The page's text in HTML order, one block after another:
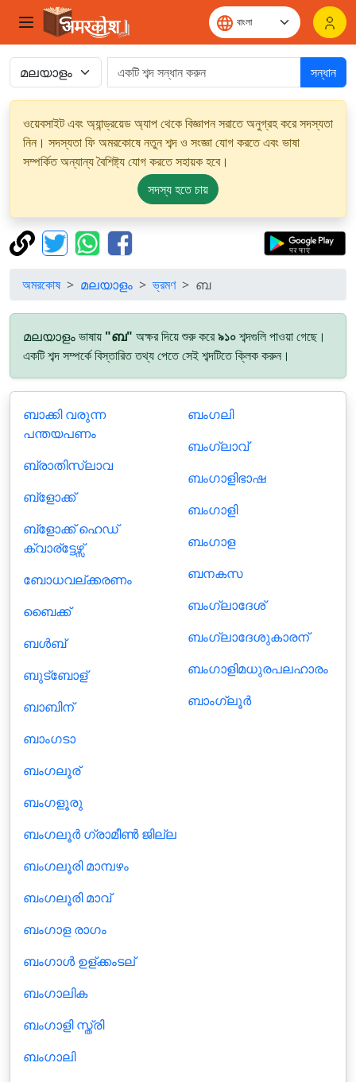
সন্ধান
ওয়েবসাইট এবং অ্যান্ড্রয়েড অ্যাপ থেকে বিজ্ঞাপন সরাতে অনুগ্রহ করে সদস্যতা
নিন। সদস্যতা ফি অমরকোষে নতুন শব্দ ও সংজ্ঞা যোগ করতে এবং ভাষা
সম্পর্কিত অন্যান্য বৈশিষ্ট্য যোগ করতে সহায়ক হবে।
সদস্য হতে চায়
অমরকোষ മലയാളം ভ্রমণ ബ
മലയാളം ভাষায় "ബ" অক্ষর দিয়ে শুরু করে৯১০শব্দগুলি পাওয়া গেছে।
একটি শব্দ সম্পর্কে বিস্তারিত তথ্য পেতে সেই শব্দটিতে ক্লিক করুন।
ബാക്കി വരുന്ന
പന്തയപണം
ബ്രാതിസ്ലാവ
ബ്ളോക്ക്
ബ്ളോക്ക് ഹെഡ്
ക്വാര്ട്ടേഴ്സ്
ബോധവല്ക്കരണം
ബൈക്ക്
ബള്‍ബ്
ബുട്ബോള്
ബാബിന്
ബാംഗടാ
ബംഗലി
ബംഗ്ലാവ്
ബംഗാളിഭാഷ
ബംഗാളി
ബംഗാള
ബനകസ
ബംഗ്ലാദേശ്
ബംഗ്ലാദേശുകാരന്
ബംഗാളിമധുരപലഹാരം
ബാംഗ്ലൂര്‍
ബംഗലൂര്
ബംഗളൂരു
ബംഗലൂര്‍ ഗ്രാമീണ്‍ ജില്ല
ബംഗലൂരി മാമ്പഴം
ബംഗലൂരി മാവ്
ബംഗാള രാഗം
ബംഗാള്‍ ഉള്ക്കംടല്
ബംഗാലിക
ബംഗാളി സ്ത്രി
ബംഗാലി